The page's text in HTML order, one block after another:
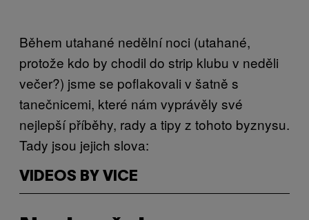
Během utahané nedělní noci (utahané,
protože kdo by chodil do strip klubu v neděli
večer?) jsme se poflakovali v šatně s
tanečnicemi, které nám vyprávěly své
nejlepší příběhy, rady a tipy z tohoto byznysu.
Tady jsou jejich slova:
VIDEOS BY VICE